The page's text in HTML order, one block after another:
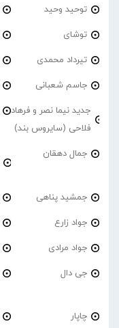
توحید وحید
توشای
تیرداد محمدی
جاسم شعبانی
جدید نیما نصر و فرهاد
فلاحی (سایروس بند)
جمال دهقان
جمشید پناهی
جواد زارع
جواد مرادی
جی دال
چاپار